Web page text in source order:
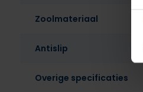
Zoolmateriaal
Antislip
Overige specificaties